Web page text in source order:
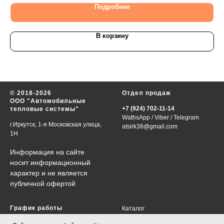
Подробнее
В корзину
© 2018-2026
ООО "Автомобильные
тепловые системы"
г.Иркутск, 1-я Московская улица,
1Н
Информация на сайте
носит информационный
характер и не является
публичной офертой
Отдел продаж
+7 (924) 702-11-14
WathsApp /Viber /Telegram
atsirk38@gmail.com
График работы
Каталог